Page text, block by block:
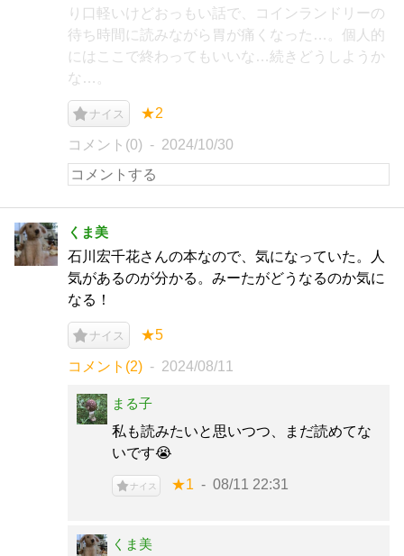
り口軽いけどおっもい話で、コインランドリーの
待ち時間に読みながら胃が痛くなった…。個人的
にはここで終わってもいいな…続きどうしようか
な…。
ナイス ★2
コメント(0) 2024/10/30
くま美
石川宏千花さんの本なので、気になっていた。人
気があるのが分かる。みーたがどうなるのか気に
なる！
ナイス ★5
コメント(2) 2024/08/11
まる子
私も読みたいと思いつつ、まだ読めてな
いです😭
ナイス ★1 08/11 22:31
くま美